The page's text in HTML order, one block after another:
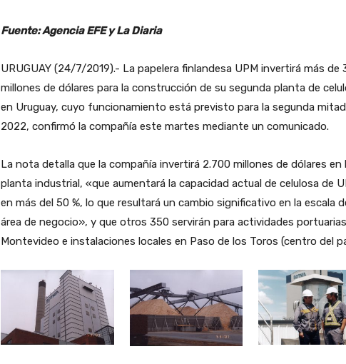
Fuente: Agencia EFE y La Diaria
URUGUAY (24/7/2019).- La papelera finlandesa UPM invertirá más de
millones de dólares para la construcción de su segunda planta de
en Uruguay, cuyo funcionamiento está previsto para la segunda
2022, confirmó la compañía este martes mediante un comunicado.
La nota detalla que la compañía invertirá 2.700 millones de dólares en
planta industrial, «que aumentará la capacidad actual de celulosa de
en más del 50 %, lo que resultará un cambio significativo en la escala
área de negocio», y que otros 350 servirán para actividades
Montevideo e instalaciones locales en Paso de los Toros (centro del